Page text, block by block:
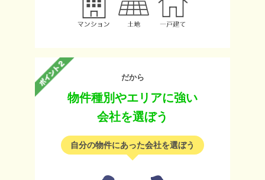
だから
物件種別やエリアに強い
会社を選ぼう
自分の物件にあった会社を選ぼう